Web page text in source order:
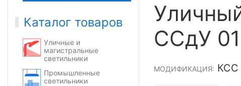
Каталог товаров
Уличные и
магистральные
светильники
Промышленные
светильники
ССдУ
МОДИФИКАЦИЯ: КСС